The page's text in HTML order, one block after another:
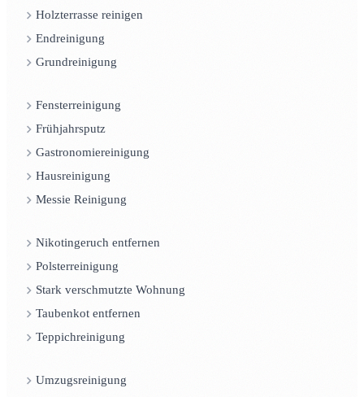
Holzterrasse reinigen
Endreinigung
Grundreinigung
Fensterreinigung
Frühjahrsputz
Gastronomiereinigung
Hausreinigung
Messie Reinigung
Nikotingeruch entfernen
Polsterreinigung
Stark verschmutzte Wohnung
Taubenkot entfernen
Teppichreinigung
Umzugsreinigung